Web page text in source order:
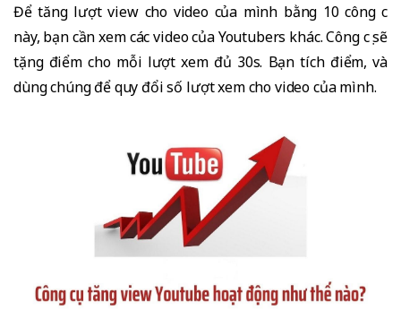
Để tăng lượt view cho video của mình bằng 10 công cụ
này, bạn cần xem các video của Youtubers khác. Công cụ sẽ
tặng điểm cho mỗi lượt xem đủ 30s. Bạn tích điểm, và
dùng chúng để quy đổi số lượt xem cho video của mình.